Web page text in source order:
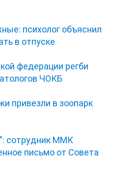
психолог объяснил
в отпуске
федерации регби
ЧОКБ
привезли в зоопарк
сотрудник ММК
письмо от Совета